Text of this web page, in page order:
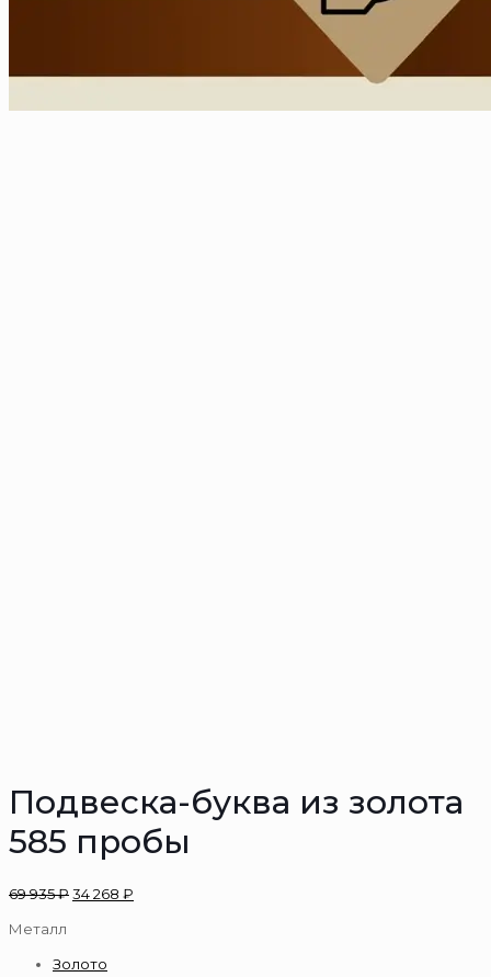
Подвеска-буква из золота
585 пробы
69 935₽34 268 ₽
Металл
Золото